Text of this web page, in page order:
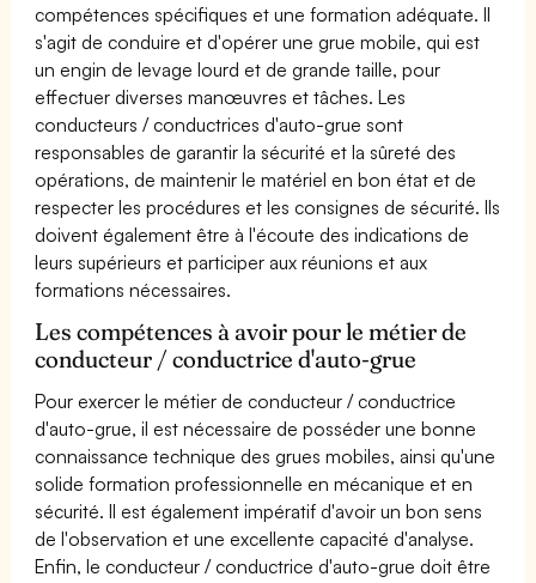
compétences spécifiques et une formation adéquate. Il
s'agit de conduire et d'opérer une grue mobile, qui est
un engin de levage lourd et de grande taille, pour
effectuer diverses manœuvres et tâches. Les
conducteurs / conductrices d'auto-grue sont
responsables de garantir la sécurité et la sûreté des
opérations, de maintenir le matériel en bon état et de
respecter les procédures et les consignes de sécurité. Ils
doivent également être à l'écoute des indications de
leurs supérieurs et participer aux réunions et aux
formations nécessaires.
Les compétences à avoir pour le métier de
conducteur / conductrice d'auto-grue
Pour exercer le métier de conducteur / conductrice
d'auto-grue, il est nécessaire de posséder une bonne
connaissance technique des grues mobiles, ainsi qu'une
solide formation professionnelle en mécanique et en
sécurité. Il est également impératif d'avoir un bon sens
de l'observation et une excellente capacité d'analyse.
Enfin, le conducteur / conductrice d'auto-grue doit être